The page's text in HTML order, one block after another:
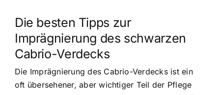
Die besten Tipps zur
Imprägnierung des schwarzen
Cabrio-Verdecks
Die Imprägnierung des Cabrio-Verdecks ist ein
oft übersehener, aber wichtiger Teil der Pflege